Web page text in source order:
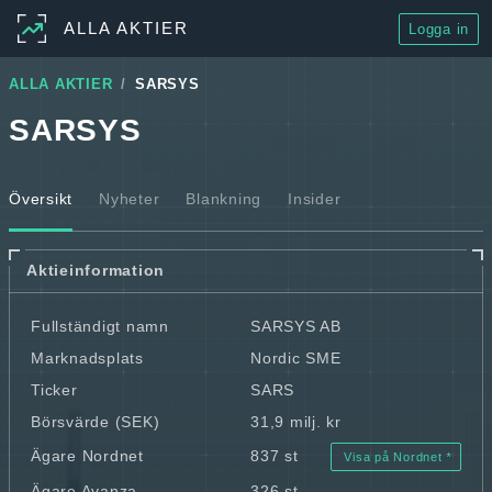
ALLA AKTIER Logga in
ALLA AKTIER SARSYS
SARSYS
Översikt Nyheter Blankning Insider
Aktieinformation
Fullständigt namn
SARSYS AB
Marknadsplats
Nordic SME
Ticker
SARS
Börsvärde (SEK)
31,9 milj. kr
Ägare Nordnet
837 st Visa på Nordnet